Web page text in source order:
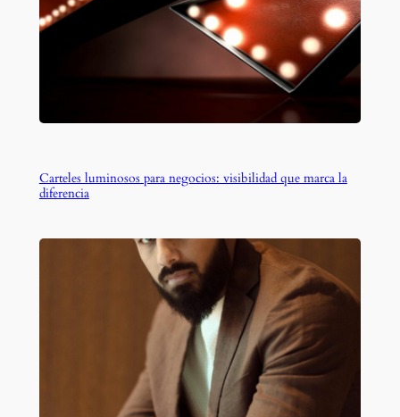
Carteles luminosos para negocios: visibilidad que marca la
diferencia